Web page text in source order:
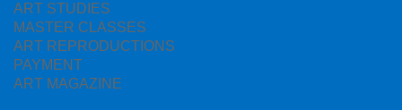
ART STUDIES
MASTER CLASSES
ART REPRODUCTIONS
PAYMENT
ART MAGAZINE